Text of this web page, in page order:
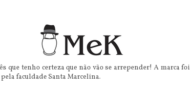
que tenho certeza que não vão se arrepender! A marca foi
faculdade Santa Marcelina.